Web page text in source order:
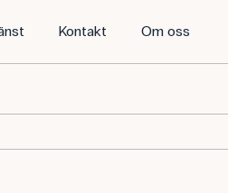
Kontakt Om oss